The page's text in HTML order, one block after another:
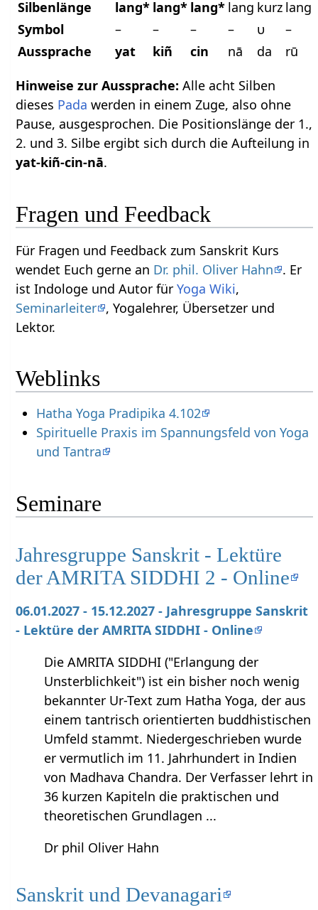
Silbenlänge lang* lang* lang* lang kurz lang
Symbol
– – – – υ –
Aussprache
yat kiñ cin nā da rū
Hinweise zur Aussprache: Alle acht Silben
dieses Pada werden in einem Zuge, also ohne
Pause, ausgesprochen. Die Positionslänge der 1.,
2. und 3. Silbe ergibt sich durch die Aufteilung in
yat-kiñ-cin-nā.
Fragen und Feedback
Für Fragen und Feedback zum Sanskrit Kurs
wendet Euch gerne an Dr. phil. Oliver Hahn
. Er
ist Indologe und Autor fürYoga Wiki,
Seminarleiter , Yogalehrer, Übersetzer und
Lektor.
Weblinks
Hatha Yoga Pradipika 4.102
Spirituelle Praxis im Spannungsfeld von Yoga
und Tantra
Seminare
Jahresgruppe Sanskrit - Lektüre
der AMRITA SIDDHI 2 - Online
06.01.2027 - 15.12.2027 - Jahresgruppe Sanskrit
- Lektüre der AMRITA SIDDHI - Online
Die AMRITA SIDDHI ("Erlangung der
Unsterblichkeit") ist ein bisher noch wenig
bekannter Ur-Text zum Hatha Yoga, der aus
einem tantrisch orientierten buddhistischen
Umfeld stammt. Niedergeschrieben wurde
er vermutlich im 11. Jahrhundert in Indien
von Madhava Chandra. Der Verfasser lehrt in
36 kurzen Kapiteln die praktischen und
theoretischen Grundlagen ...
Dr phil Oliver Hahn
Sanskrit und Devanagari